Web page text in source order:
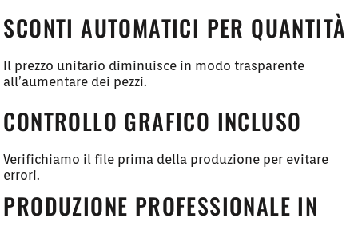
SCONTI AUTOMATICI PER QUANTITÀ
Il prezzo unitario diminuisce in modo trasparente
all’aumentare dei pezzi.
CONTROLLO GRAFICO INCLUSO
Verifichiamo il file prima della produzione per evitare
errori.
PRODUZIONE PROFESSIONALE IN